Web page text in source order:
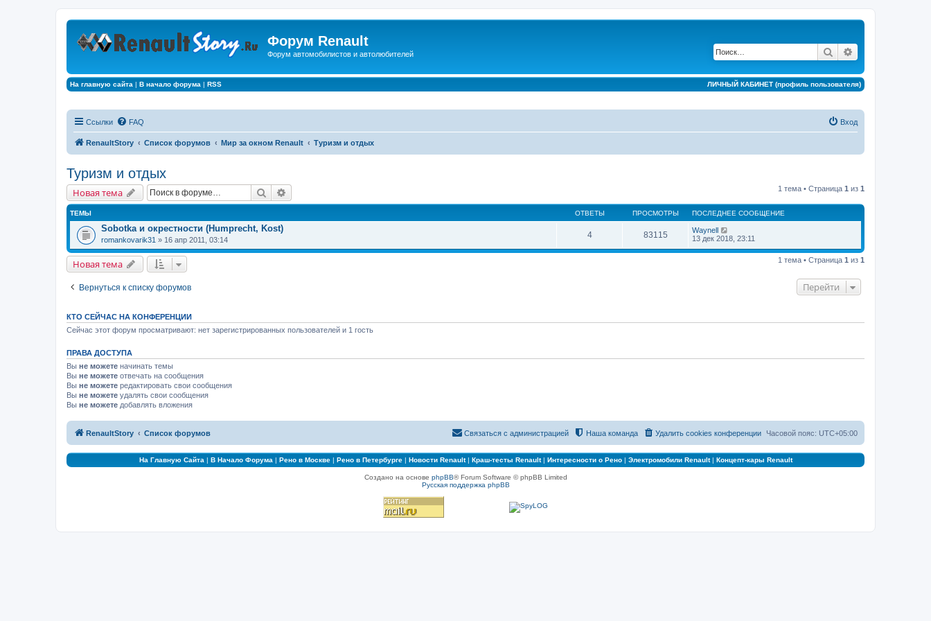
Форум Renault
Форум автомобилистов и автолюбителей Поиск
На главную сайта | В начало форума | RSS ЛИЧНЫЙ КАБИНЕТ (профиль пользователя)
Ссылки FAQ Вход
RenaultStory Список форумов Мир за окном Renault Туризм и отдых
Туризм и отдых
Новая тема Поиск 1 тема • Страница 1 из 1
ТЕМЫ ОТВЕТЫ ПРОСМОТРЫ ПОСЛЕДНЕЕ СООБЩЕНИЕ
Sobotka и окрестности (Humprecht, Kost)
romankovarik31 » 16 апр 2011, 03:14
4 83115
Waynell
13 дек 2018, 23:11
Новая тема 1 тема • Страница 1 из 1
Вернуться к списку форумов Перейти
КТО СЕЙЧАС НА КОНФЕРЕНЦИИ
Сейчас этот форум просматривают: нет зарегистрированных пользователей и 1 гость
ПРАВА ДОСТУПА
Вы не можете начинать темы
Вы не можете отвечать на сообщения
Вы не можете редактировать свои сообщения
Вы не можете удалять свои сообщения
Вы не можете добавлять вложения
RenaultStory Список форумов Часовой пояс: UTC+05:00
Удалить cookies конференции
Наша команда
Связаться с администрацией
На Главную Сайта | В Начало Форума | Рено в Москве| Рено в Петербурге| Новости Renault| Краш-тесты Renault| Интересности о Рено| Электромобили Renault| Концепт-кары Renault
Создано на основе phpBB® Forum Software © phpBB Limited
Русская поддержка phpBB